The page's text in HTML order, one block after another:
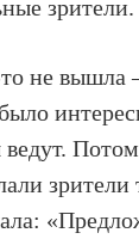
не вышла
ведут.
зрители